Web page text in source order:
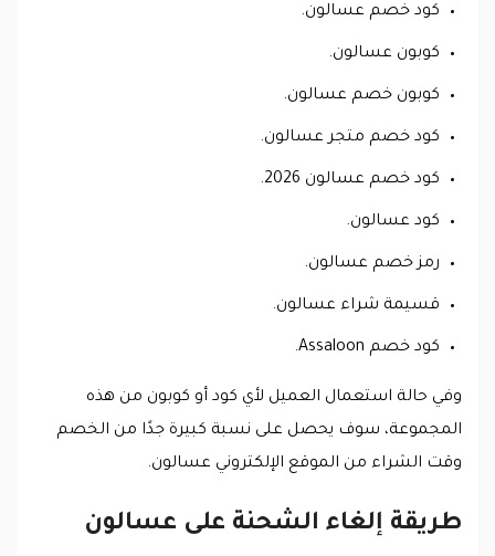
كود خصم عسالون.
كوبون عسالون.
كوبون خصم عسالون.
كود خصم متجر عسالون.
كود خصم عسالون 2026.
كود عسالون.
رمز خصم عسالون.
قسيمة شراء عسالون.
كود خصم Assaloon.
وفي حالة استعمال العميل لأي كود أو كوبون من هذه
المجموعة، سوف يحصل على نسبة كبيرة جدًا من الخصم
وقت الشراء من الموقع الإلكتروني عسالون.
طريقة إلغاء الشحنة على عسالون